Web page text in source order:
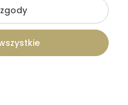
Ecommercy